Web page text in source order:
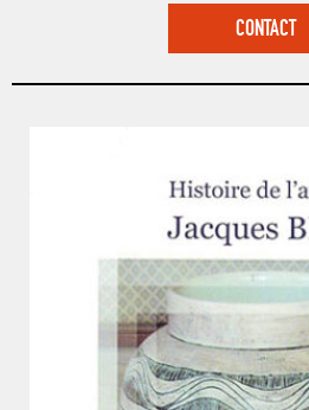
CONTACT